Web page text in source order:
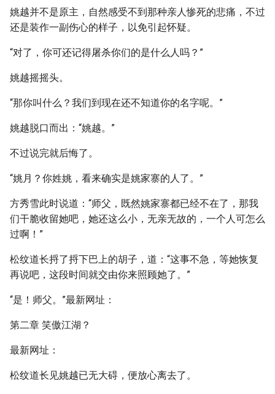
姚越并不是原主，自然感受不到那种亲人惨死的悲痛，不过
还是装作一副伤心的样子，以免引起怀疑。
“对了，你可还记得屠杀你们的是什么人吗？”
姚越摇摇头。
“那你叫什么？我们到现在还不知道你的名字呢。”
姚越脱口而出：“姚越。”
不过说完就后悔了。
“姚月？你姓姚，看来确实是姚家寨的人了。”
方秀雪此时说道：“师父，既然姚家寨都已经不在了，那我
们干脆收留她吧，她还这么小，无亲无故的，一个人可怎么
过啊！”
松纹道长捋了捋下巴上的胡子，道：“这事不急，等她恢复
再说吧，这段时间就交由你来照顾她了。”
“是！师父。”最新网址：
第二章 笑傲江湖？
最新网址：
松纹道长见姚越已无大碍，便放心离去了。